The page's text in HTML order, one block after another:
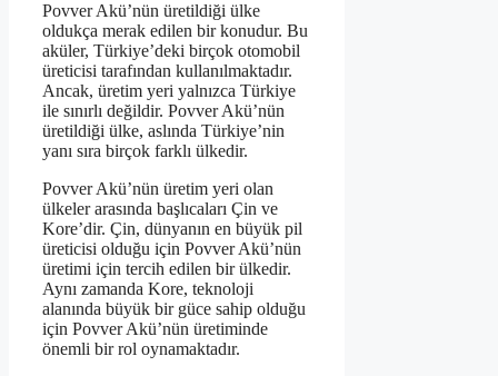
Povver Akü’nün üretildiği ülke
oldukça merak edilen bir konudur. Bu
aküler, Türkiye’deki birçok otomobil
üreticisi tarafından kullanılmaktadır.
Ancak, üretim yeri yalnızca Türkiye
ile sınırlı değildir. Povver Akü’nün
üretildiği ülke, aslında Türkiye’nin
yanı sıra birçok farklı ülkedir.
Povver Akü’nün üretim yeri olan
ülkeler arasında başlıcaları Çin ve
Kore’dir. Çin, dünyanın en büyük pil
üreticisi olduğu için Povver Akü’nün
üretimi için tercih edilen bir ülkedir.
Aynı zamanda Kore, teknoloji
alanında büyük bir güce sahip olduğu
için Povver Akü’nün üretiminde
önemli bir rol oynamaktadır.